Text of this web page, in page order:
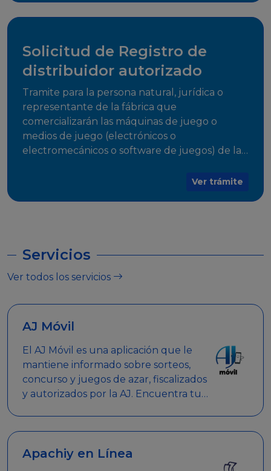
Solicitud de Registro de
distribuidor autorizado
Tramite para la persona natural, jurídica o
representante de la fábrica que
comercializarán las máquinas de juego o
medios de juego (electrónicos o
electromecánicos o software de juegos) de las
Ver trámite
Servicios
Ver todos los servicios
AJ Móvil
El AJ Móvil es una aplicación que le
mantiene informado sobre sorteos,
concurso y juegos de azar, fiscalizados
y autorizados por la AJ. Encuentra tus
clave.
Apachiy en Línea